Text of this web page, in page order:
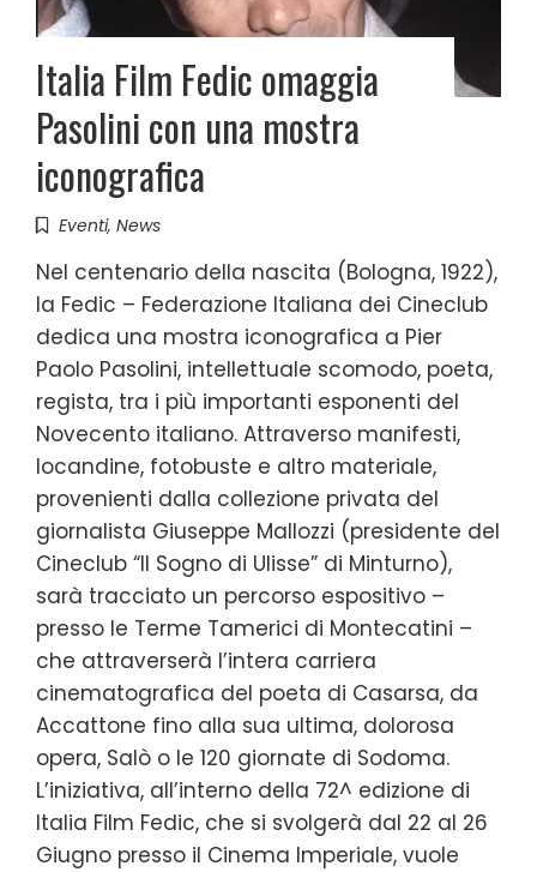
Italia Film Fedic omaggia
Pasolini con una mostra
iconografica
Eventi, News
Nel centenario della nascita (Bologna, 1922),
la Fedic – Federazione Italiana dei Cineclub
dedica una mostra iconografica a Pier
Paolo Pasolini, intellettuale scomodo, poeta,
regista, tra i più importanti esponenti del
Novecento italiano. Attraverso manifesti,
locandine, fotobuste e altro materiale,
provenienti dalla collezione privata del
giornalista Giuseppe Mallozzi (presidente del
Cineclub “Il Sogno di Ulisse” di Minturno),
sarà tracciato un percorso espositivo –
presso le Terme Tamerici di Montecatini –
che attraverserà l’intera carriera
cinematografica del poeta di Casarsa, da
Accattone fino alla sua ultima, dolorosa
opera, Salò o le 120 giornate di Sodoma.
L’iniziativa, all’interno della 72^ edizione di
Italia Film Fedic, che si svolgerà dal 22 al 26
Giugno presso il Cinema Imperiale, vuole